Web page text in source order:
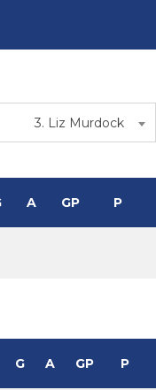
3. Liz Murdock
A GP P
G A GP P